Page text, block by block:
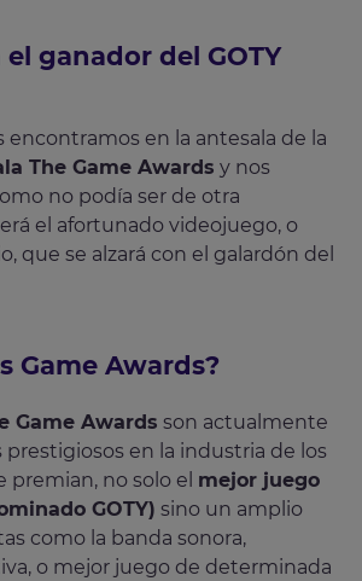
el ganador del GOTY
encontramos en la antesala de la
The Game Awards y nos
no podía ser de otra
el afortunado videojuego, o
que se alzará con el galardón del
Game Awards?
Game Awards son actualmente
prestigiosos en la industria de los
no solo el mejor juego
GOTY) sino un amplio
como la banda sonora,
o mejor juego de determinada